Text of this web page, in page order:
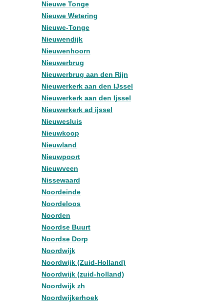
Nieuwe Tonge
Nieuwe Wetering
Nieuwe-Tonge
Nieuwendijk
Nieuwenhoorn
Nieuwerbrug
Nieuwerbrug aan den Rijn
Nieuwerkerk aan den IJssel
Nieuwerkerk aan den Ijssel
Nieuwerkerk ad ijssel
Nieuwesluis
Nieuwkoop
Nieuwland
Nieuwpoort
Nieuwveen
Nissewaard
Noordeinde
Noordeloos
Noorden
Noordse Buurt
Noordse Dorp
Noordwijk
Noordwijk (Zuid-Holland)
Noordwijk (zuid-holland)
Noordwijk zh
Noordwijkerhoek